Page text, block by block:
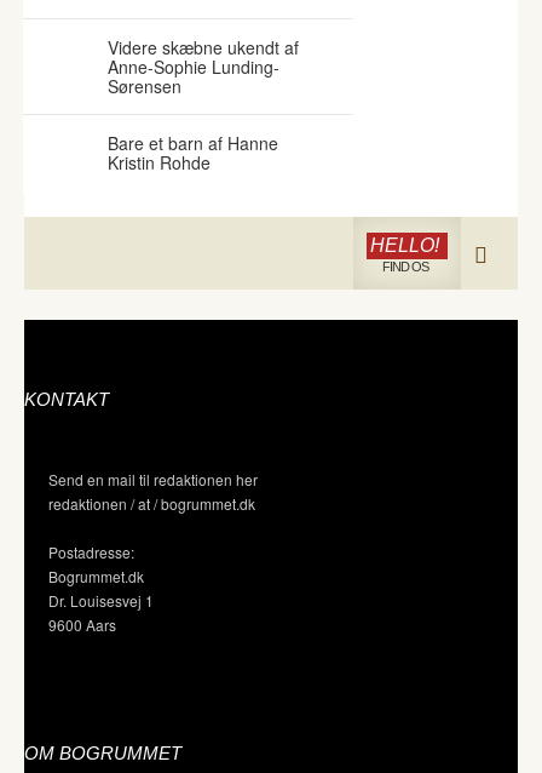
Videre skæbne ukendt af
Anne-Sophie Lunding-
Sørensen
Bare et barn af Hanne
Kristin Rohde
HELLO!
FIND OS
KONTAKT
Send en mail til redaktionen her
redaktionen / at / bogrummet.dk
Postadresse:
Bogrummet.dk
Dr. Louisesvej 1
9600 Aars
OM BOGRUMMET